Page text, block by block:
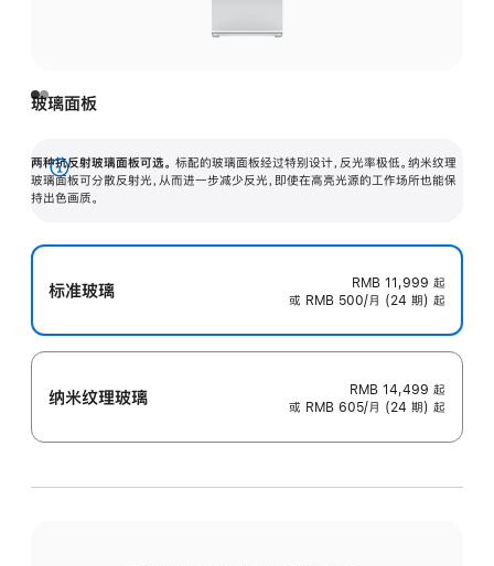
玻璃面板
两种抗反射玻璃面板可选。 标配的玻璃面板经过特别设计，反光率极低。纳米纹理
玻璃面板可分散反射光，从而进一步减少反光，即使在高亮光源的工作场所也能保
持出色画质。
展
开
标准玻璃 RMB 11,999 起
或 RMB 500/月 (24 期) 起
纳米纹理玻璃 RMB 14,499 起
或 RMB 605/月 (24 期) 起